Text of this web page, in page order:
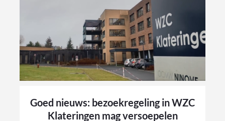
Goed nieuws: bezoekregeling in WZC
Klateringen mag versoepelen